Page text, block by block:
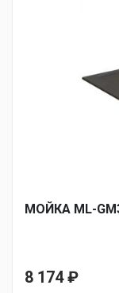
МОЙКА ML-
8 174₽